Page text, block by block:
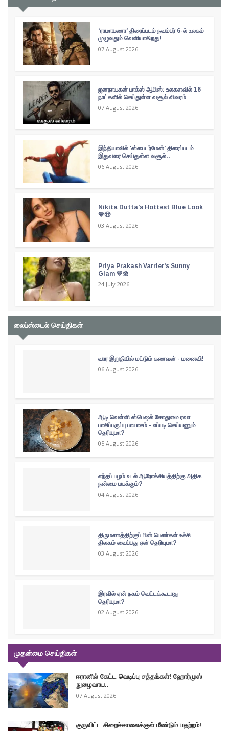
‘ராமாயணா’ திரைப்படம் நவம்பர் 6-ல் உலகம்
முழுவதும் வெளியாகிறது!
07 August 2026
ஜனநாயகன் பாக்ஸ் ஆபிஸ்: உலகளவில் 16
நாட்களில் செய்துள்ள வசூல் விவரம்
07 August 2026
இந்தியாவில் 'ஸ்பைடர்மேன்' திரைப்படம்
இதுவரை செய்துள்ள வசூல்..
06 August 2026
Nikita Dutta's Hottest Blue Look
💙😍
03 August 2026
Priya Prakash Varrier's Sunny
Glam 💛🌼
24 July 2026
லைப்ஸ்டைல் செய்திகள்
வார இறுதியில் மட்டும் கணவன் - மனைவி!
06 August 2026
ஆடி வெள்ளி ஸ்பெஷல் கோதுமை ரவா
பாசிப்பருப்பு பாயாசம் - எப்படி செய்யணும்
தெரியுமா?
05 August 2026
எந்தப் பழம் உடல் ஆரோக்கியத்திற்கு அதிக
நன்மை பயக்கும்?
04 August 2026
திருமணத்திற்குப் பின் பெண்கள் உச்சி
திலகம் வைப்பது ஏன் தெரியுமா?
03 August 2026
இரவில் ஏன் நகம் வெட்டக்கூடாது
தெரியுமா?
02 August 2026
முதன்மை செய்திகள்
ஈரானில் கேட்ட வெடிப்பு சத்தங்கள்! ஹோர்முஸ்
நுழைவாய..
07 August 2026
குருவிட்ட சிறைச்சாலைக்குள் மீண்டும் பதற்றம்!